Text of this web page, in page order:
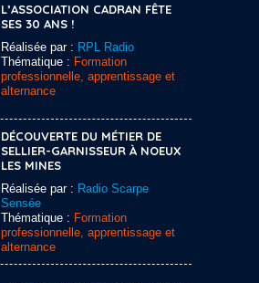
L’ASSOCIATION CADRAN FÊTE
SES 30 ANS !
Réalisée par : RPL Radio
Thématique : Formation
professionnelle, apprentissage et
alternance
DÉCOUVERTE DU MÉTIER DE
SELLIER-GARNISSEUR À NOEUX
LES MINES
Réalisée par : Radio Scarpe
Sensée
Thématique : Formation
professionnelle, apprentissage et
alternance